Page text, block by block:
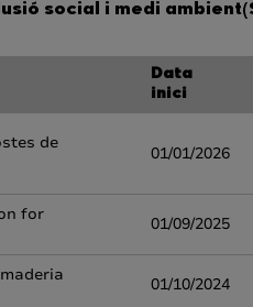
social i medi
Data
inici
de
01/01/2026
for
01/09/2025
01/10/2024